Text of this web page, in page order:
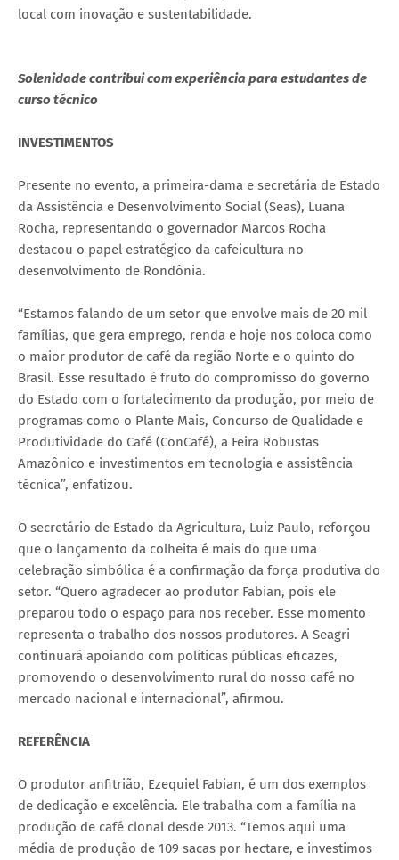
local com inovação e sustentabilidade.
Solenidade contribui com experiência para estudantes de
curso técnico
INVESTIMENTOS
Presente no evento, a primeira-dama e secretária de Estado
da Assistência e Desenvolvimento Social (Seas), Luana
Rocha, representando o governador Marcos Rocha
destacou o papel estratégico da cafeicultura no
desenvolvimento de Rondônia.
“Estamos falando de um setor que envolve mais de 20 mil
famílias, que gera emprego, renda e hoje nos coloca como
o maior produtor de café da região Norte e o quinto do
Brasil. Esse resultado é fruto do compromisso do governo
do Estado com o fortalecimento da produção, por meio de
programas como o Plante Mais, Concurso de Qualidade e
Produtividade do Café (ConCafé), a Feira Robustas
Amazônico e investimentos em tecnologia e assistência
técnica”, enfatizou.
O secretário de Estado da Agricultura, Luiz Paulo, reforçou
que o lançamento da colheita é mais do que uma
celebração simbólica é a confirmação da força produtiva do
setor. “Quero agradecer ao produtor Fabian, pois ele
preparou todo o espaço para nos receber. Esse momento
representa o trabalho dos nossos produtores. A Seagri
continuará apoiando com políticas públicas eficazes,
promovendo o desenvolvimento rural do nosso café no
mercado nacional e internacional”, afirmou.
REFERÊNCIA
O produtor anfitrião, Ezequiel Fabian, é um dos exemplos
de dedicação e excelência. Ele trabalha com a família na
produção de café clonal desde 2013. “Temos aqui uma
média de produção de 109 sacas por hectare, e investimos